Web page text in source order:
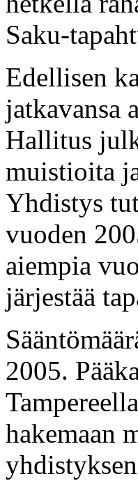
Saku-
Edellisen
jatkavansa
Hallitus
muistioita
Yhdistys
vuoden
aiempia
järjestää
2005.
hakemaan